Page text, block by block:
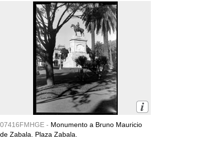
07416FMHGE - Monumento a Bruno Mauricio
de Zabala. Plaza Zabala.